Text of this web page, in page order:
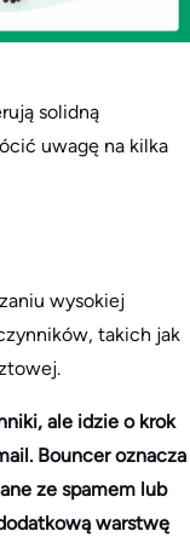
solidną
uwagę na kilka
wysokiej
takich jak
ale idzie o krok
Bouncer oznacza
ze spamem lub
warstwę